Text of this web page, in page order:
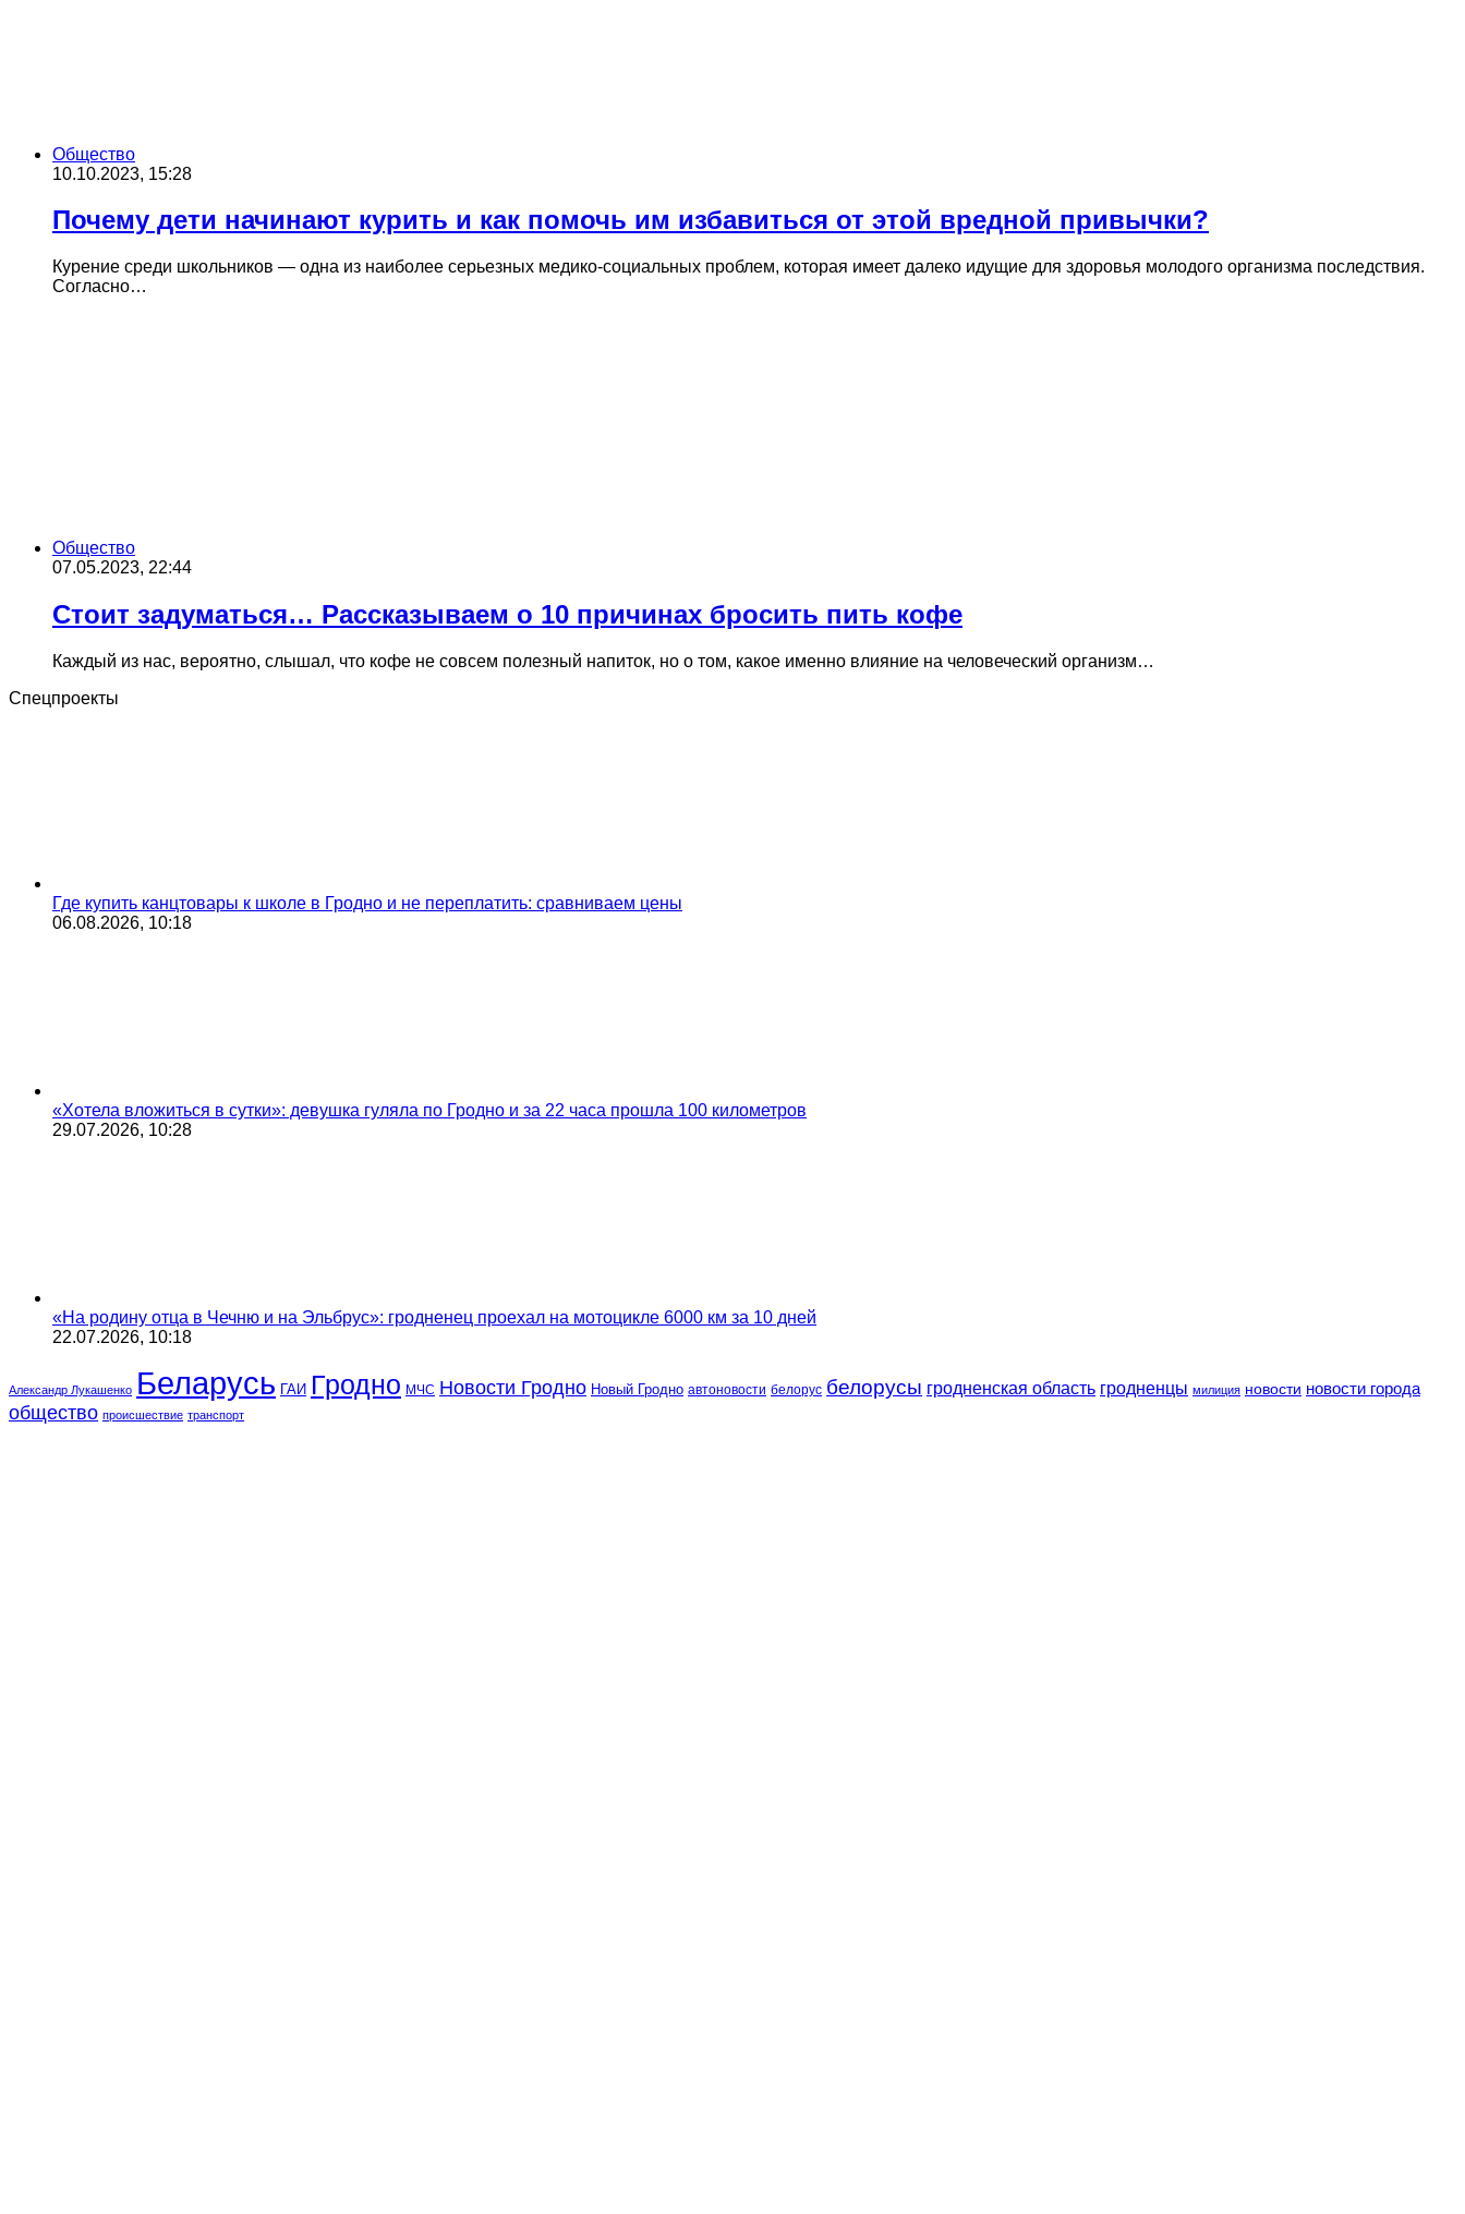
Общество
10.10.2023, 15:28
Почему дети начинают курить и как помочь им избавиться от этой вредной привычки?
Курение среди школьников — одна из наиболее серьезных медико-социальных проблем, которая имеет далеко идущие для здоровья молодого организма последствия.
Согласно…
Общество
07.05.2023, 22:44
Стоит задуматься… Рассказываем о 10 причинах бросить пить кофе
Каждый из нас, вероятно, слышал, что кофе не совсем полезный напиток, но о том, какое именно влияние на человеческий организм…
Спецпроекты
Где купить канцтовары к школе в Гродно и не переплатить: сравниваем цены
06.08.2026, 10:18
«Хотела вложиться в сутки»: девушка гуляла по Гродно и за 22 часа прошла 100 километров
29.07.2026, 10:28
«На родину отца в Чечню и на Эльбрус»: гродненец проехал на мотоцикле 6000 км за 10 дней
22.07.2026, 10:18
Александр Лукашенко Беларусь ГАИ Гродно МЧС Новости Гродно Новый Гродно автоновости белорус белорусы гродненская область гродненцы милиция новости новости города
общество происшествие транспорт